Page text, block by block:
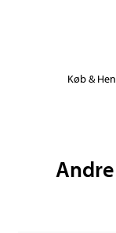
Køb &